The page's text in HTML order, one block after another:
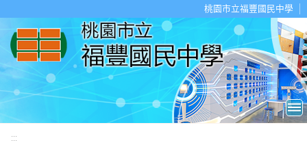
桃園市立福豐國民中學
:::